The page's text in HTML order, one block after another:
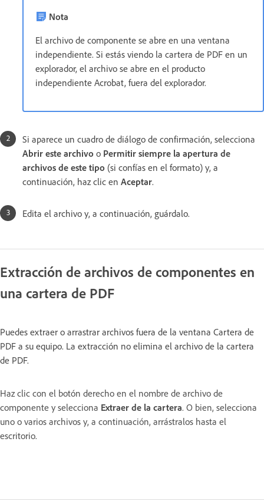
Nota
El archivo de componente se abre en una ventana
independiente. Si estás viendo la cartera de PDF en un
explorador, el archivo se abre en el producto
independiente Acrobat, fuera del explorador.
Si aparece un cuadro de diálogo de confirmación, selecciona
Abrir este archivo o Permitir siempre la apertura de
archivos de este tipo (si confías en el formato) y, a
continuación, haz clic en Aceptar.
Edita el archivo y, a continuación, guárdalo.
Extracción de archivos de componentes en
una cartera de PDF
Puedes extraer o arrastrar archivos fuera de la ventana Cartera de
PDF a su equipo. La extracción no elimina el archivo de la cartera
de PDF.
Haz clic con el botón derecho en el nombre de archivo de
componente y selecciona Extraer de la cartera. O bien, selecciona
uno o varios archivos y, a continuación, arrástralos hasta el
escritorio.